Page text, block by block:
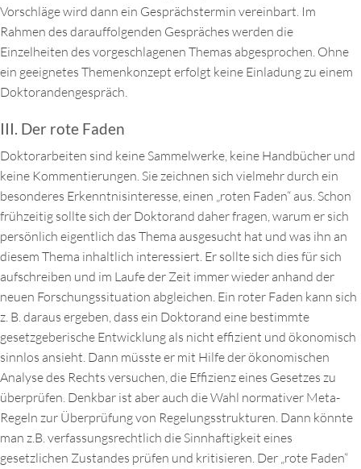
Vorschläge wird dann ein Gesprächstermin vereinbart. Im
Rahmen des darauffolgenden Gespräches werden die
Einzelheiten des vorgeschlagenen Themas abgesprochen. Ohne
ein geeignetes Themenkonzept erfolgt keine Einladung zu einem
Doktorandengespräch.
III. Der rote Faden
Doktorarbeiten sind keine Sammelwerke, keine Handbücher und
keine Kommentierungen. Sie zeichnen sich vielmehr durch ein
besonderes Erkenntnisinteresse, einen „roten Faden“ aus. Schon
frühzeitig sollte sich der Doktorand daher fragen, warum er sich
persönlich eigentlich das Thema ausgesucht hat und was ihn an
diesem Thema inhaltlich interessiert. Er sollte sich dies für sich
aufschreiben und im Laufe der Zeit immer wieder anhand der
neuen Forschungssituation abgleichen. Ein roter Faden kann sich
z. B. daraus ergeben, dass ein Doktorand eine bestimmte
gesetzgeberische Entwicklung als nicht effizient und ökonomisch
sinnlos ansieht. Dann müsste er mit Hilfe der ökonomischen
Analyse des Rechts versuchen, die Effizienz eines Gesetzes zu
überprüfen. Denkbar ist aber auch die Wahl normativer Meta-
Regeln zur Überprüfung von Regelungsstrukturen. Dann könnte
man z.B. verfassungsrechtlich die Sinnhaftigkeit eines
gesetzlichen Zustandes prüfen und kritisieren. Der „rote Faden“